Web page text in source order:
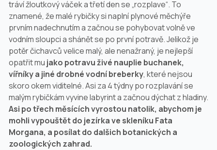
tráví žloutkový váček a třetí den se „rozplave“. To
znamené, že malé rybičky si naplní plynové měchýře
prvním nadechnutím a začnou se pohybovat volně ve
vodním sloupci a shánět se po první potravě. Jelikož je
potěr čichavců velice malý, ale nenažraný, je nejlepší
opatřit mu jako potravu živé nauplie buchanek,
vířníky a jiné drobné vodní breberky, které nejsou
skoro okem viditelné. Asi za 4 týdny po rozplavání se
malým rybičkám vyvine labyrint a začnou dýchat z hladiny.
Asi po třech měsících vyrostou natolik, abychom je
mohli vypouštět do jezírka ve skleníku Fata
Morgana, a posílat do dalšich botanických a
zoologických zahrad.